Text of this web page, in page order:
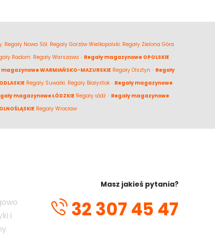
Regały Nowa Sól Regały Gorzów Wielkopolski Regały Zielona Góra
Radom Regały Warszawa • Regały magazynowe OPOLSKIE
magazynowe WARMIAŃSKO-MAZURSKIE Regały Olsztyn • Regały
Regały Suwałki Regały Białystok• Regały magazynowe
magazynowe ŁÓDZKIE Regały Łódź• Regały magazynowe
Regały Wrocław
i
Masz jakieś pytania?
32 307 45 47